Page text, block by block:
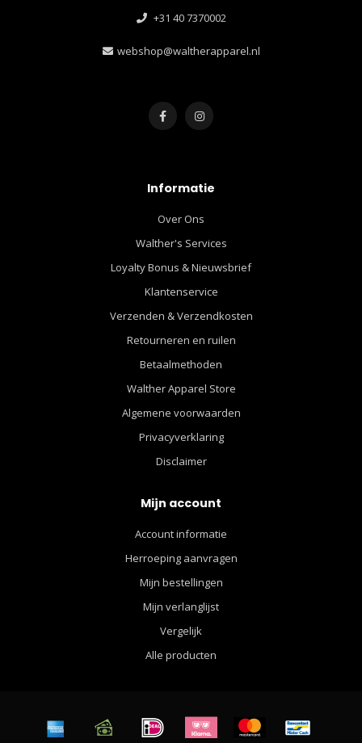
+31 40 7370002
webshop@waltherapparel.nl
Informatie
Over Ons
Walther's Services
Loyalty Bonus & Nieuwsbrief
Klantenservice
Verzenden & Verzendkosten
Retourneren en ruilen
Betaalmethoden
Walther Apparel Store
Algemene voorwaarden
Privacyverklaring
Disclaimer
Mijn account
Account informatie
Herroeping aanvragen
Mijn bestellingen
Mijn verlanglijst
Vergelijk
Alle producten